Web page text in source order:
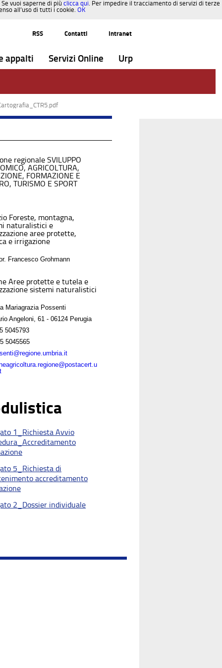
vuoi saperne di più clicca qui. Per impedire il tracciamento di servizi di terze
all’uso di tutti i cookie. OK
RSS Contatti Intranet
appalti Servizi Online Urp
regionale SVILUPPO
AGRICOLTURA,
FORMAZIONE E
TURISMO E SPORT
Foreste, montagna,
naturalistici e
aree protette,
e irrigazione
Francesco Grohmann
Aree protette e tutela e
sistemi naturalistici
Mariagrazia Possenti
Angeloni, 61 - 06124 Perugia
5045793
5045565
1_Richiesta Avvio
5_Richiesta di
accreditamento
2_Dossier individuale